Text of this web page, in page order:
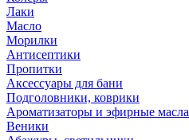
Лаки
Масло
Морилки
Антисептики
Пропитки
Аксессуары для бани
Подголовники, коврики
Ароматизаторы и эфирные масла
Веники